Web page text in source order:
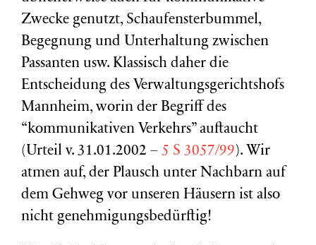
Zwecke genutzt, Schaufensterbummel,
Begegnung und Unterhaltung zwischen
Passanten usw. Klassisch daher die
Entscheidung des Verwaltungsgerichtshofs
Mannheim, worin der Begriff des
“kommunikativen Verkehrs” auftaucht
(Urteil v. 31.01.2002 – 5 S 3057/99). Wir
atmen auf, der Plausch unter Nachbarn auf
dem Gehweg vor unseren Häusern ist also
nicht genehmigungsbedürftig!